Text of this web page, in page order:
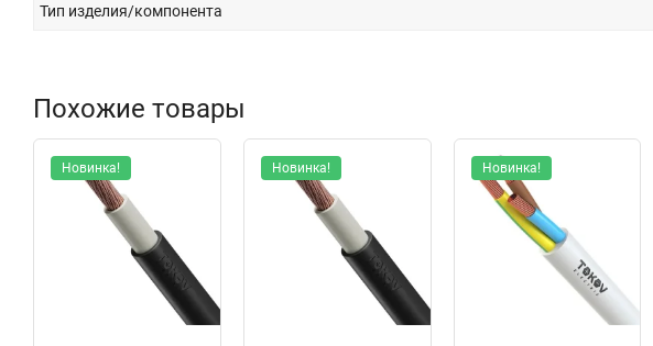
Тип изделия/компонента
Похожие товары
Новинка! Новинка! Новинка!